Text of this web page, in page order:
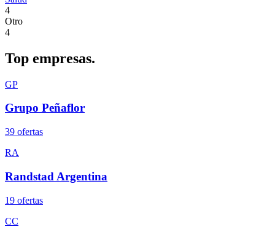
4
Otro
4
Top empresas.
GP
Grupo Peñaflor
39 ofertas
RA
Randstad Argentina
19 ofertas
CC